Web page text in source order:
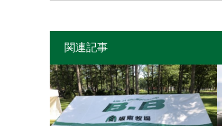
関連記事